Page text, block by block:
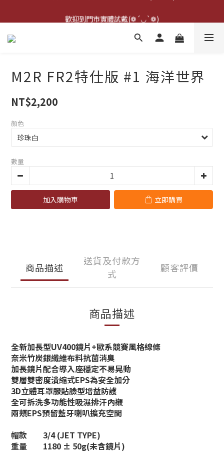
歡迎到門市實體試戴(❁´◡`❁)
雨衣盲盒現正開跑╰(*°▽°*)╯
M2R FR2特仕版 #1 海洋世界
NT$2,200
顏色
數量
加入購物車 立即購買
商品描述
送貨及付款方
式
顧客評價
商品描述
全新加長型UV400鏡片+歐系競賽風格線條
奈米竹炭銀纖維布料抗菌消臭
加長鏡片配合導入座穩定不易晃動
雙層雙密度潰縮式EPS為安全加分
3D立體耳罩服貼臉型增益防護
全可拆洗多功能性吸濕排汗內襯
兩頰EPS預留藍牙喇叭擴充空間
帽款
3/4 (JET TYPE)
重量
1180 ± 50g(未含鏡片)